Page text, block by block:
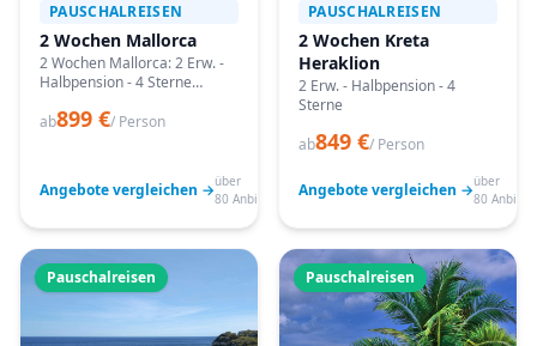
PAUSCHALREISEN
2 Wochen Mallorca
2 Wochen Mallorca: 2 Erw. -
Halbpension - 4 Sterne
passende Termine prüfen
ab899 €/ Person
Angebote vergleichen →über
80 Anbieter
PAUSCHALREISEN
2 Wochen Kreta
Heraklion
2 Erw. - Halbpension - 4
Sterne
ab849 €/ Person
Angebote vergleichen →über
80
Pauschalreisen Pauschalreisen